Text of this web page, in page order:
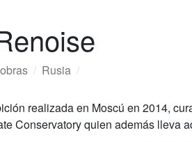
obras / Rusia /
realizada en Moscú en 2014,
Conservatory quien además lleva